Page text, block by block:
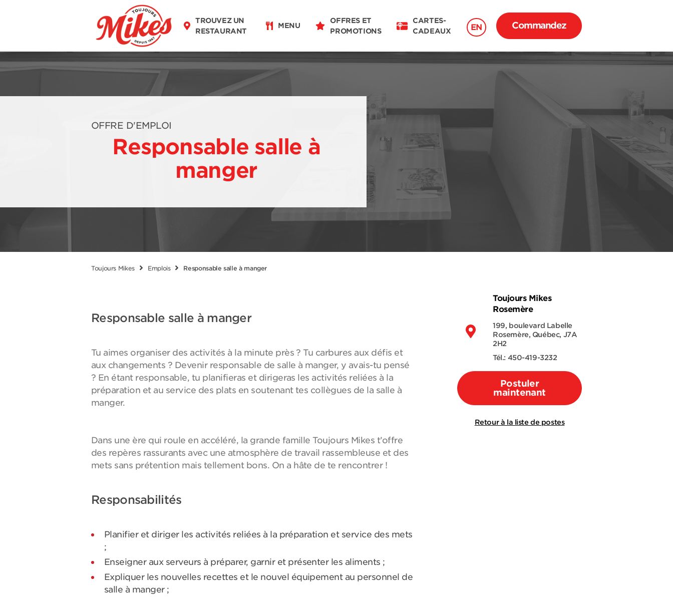
TROUVEZ UN
RESTAURANT
MENU
OFFRES ET
PROMOTIONS
CARTES-
CADEAUX
EN Commandez
OFFRE D'EMPLOI
Responsable salle à
manger
Toujours Mikes Emplois Responsable salle à manger
Responsable salle à manger
Tu aimes organiser des activités à la minute près ? Tu carbures aux défis et
aux changements ? Devenir responsable de salle à manger, y avais-tu pensé
? En étant responsable, tu planifieras et dirigeras les activités reliées à la
préparation et au service des plats en soutenant tes collègues de la salle à
manger.
Dans une ère qui roule en accéléré, la grande famille Toujours Mikes t’offre
des repères rassurants avec une atmosphère de travail rassembleuse et des
mets sans prétention mais tellement bons. On a hâte de te rencontrer !
Responsabilités
Planifier et diriger les activités reliées à la préparation et service des mets
;
Enseigner aux serveurs à préparer, garnir et présenter les aliments ;
Expliquer les nouvelles recettes et le nouvel équipement au personnel de
salle à manger ;
Toujours Mikes
Rosemère
199, boulevard Labelle
Rosemère, Québec, J7A
2H2
Tél.: 450-419-3232
Postuler
maintenant
Retour à la liste de postes